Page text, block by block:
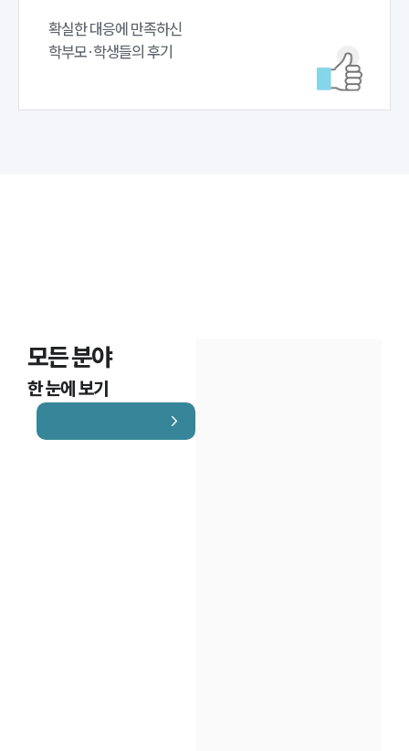
확실한 대응에 만족하신
학부모·학생들의 후기
모든 분야
한 눈에 보기